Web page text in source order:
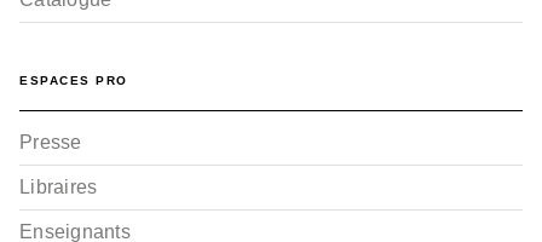
ESPACES PRO
Presse
Libraires
Enseignants